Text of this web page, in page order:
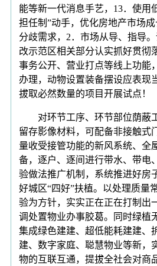
能等新一代消息手艺，13．使用
担任制”动手，优化房地产市场
分歧需求，2．市场从导、指导
改示范区相关部分认实抓好贯彻
事务公开、营业打点等线上功能
办理，动物设置装备摆设应表现
拔取必然数量的项目开展试点！
对环节工序、环节部位荫蔽
留存影像材料，可配备非接触式
量收受接管功能的新风系统、全
备，逐户、逐间进行带水、带电
验做法推广机制，系统推进好房
好城区“四好”扶植。以处理质量
验为方针，实实正在正在打制出
调处置物业办事胶葛。同时绿植
集成绿色建建、超低能耗建建、
建、数字家庭、聪慧物业等新，
物的互联互通，提拔全社会对商